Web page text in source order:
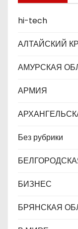
и
с
hi-tech
АЛТАЙСКИЙ
АМУРСКАЯ
АРМИЯ
Без рубрики
БИЗНЕС
БРЯНСКАЯ